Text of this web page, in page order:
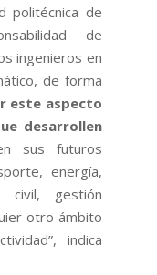
politécnica de
de
ingenieros en
de forma
este aspecto
desarrollen
sus futuros
energía,
civil, gestión
otro ámbito
indica